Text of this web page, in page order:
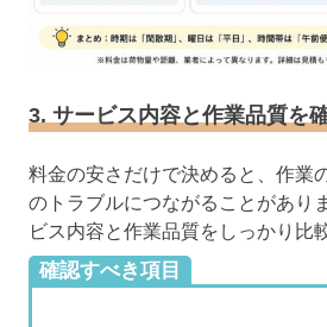
3. サービス内容と作業品質を
料金の安さだけで決めると、作業
のトラブルにつながることがあり
ビス内容と作業品質をしっかり比
確認すべき項目